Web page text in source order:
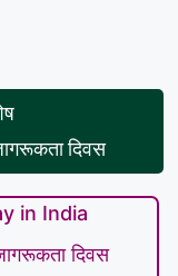
दिवस
in India
दिवस